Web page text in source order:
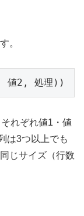
。
値2, 処理))
れぞれ値1・値
は3つ以上でも
じサイズ（行数